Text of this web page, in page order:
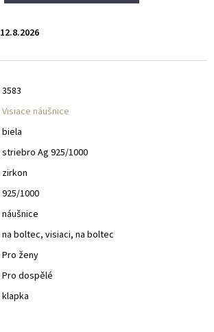
12.8.2026
3583
Visiace náušnice
biela
striebro Ag 925/1000
zirkon
925/1000
náušnice
na boltec, visiaci, na boltec
Pro ženy
Pro dospělé
klapka